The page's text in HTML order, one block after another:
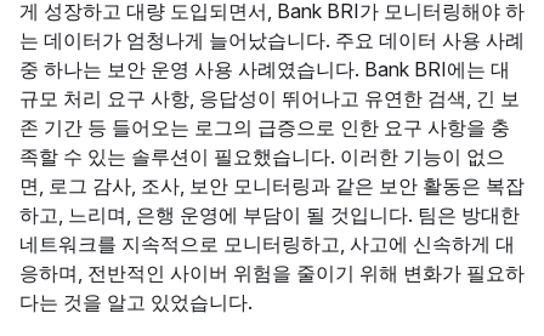
게 성장하고 대량 도입되면서, Bank BRI가 모니터링해야 하
는 데이터가 엄청나게 늘어났습니다. 주요 데이터 사용 사례
중 하나는 보안 운영 사용 사례였습니다. Bank BRI에는 대
규모 처리 요구 사항, 응답성이 뛰어나고 유연한 검색, 긴 보
존 기간 등 들어오는 로그의 급증으로 인한 요구 사항을 충
족할 수 있는 솔루션이 필요했습니다. 이러한 기능이 없으
면, 로그 감사, 조사, 보안 모니터링과 같은 보안 활동은 복잡
하고, 느리며, 은행 운영에 부담이 될 것입니다. 팀은 방대한
네트워크를 지속적으로 모니터링하고, 사고에 신속하게 대
응하며, 전반적인 사이버 위험을 줄이기 위해 변화가 필요하
다는 것을 알고 있었습니다.